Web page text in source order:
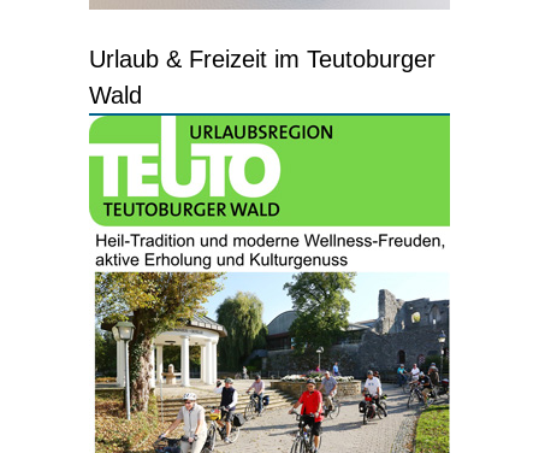
Urlaub & Freizeit im Teutoburger
Wald